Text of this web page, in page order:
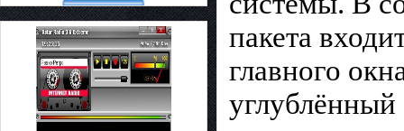
пакета
главного
углублённый